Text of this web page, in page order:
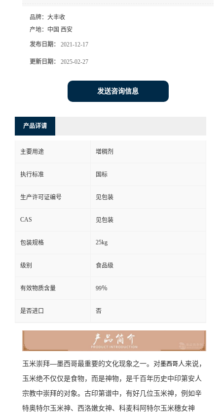
品牌： 大丰收
产地： 中国 西安
发布日期： 2021-12-17
更新日期： 2025-02-27
发送咨询信息
产品详请
主要用途 增稠剂
执行标准 国标
生产许可证编号 见包装
CAS 见包装
包装规格 25kg
级别 食品级
有效物质含量 99％
是否进口 否
玉米崇拜—墨西哥最重要的文化现象之一。对墨西哥人来说，
玉米绝不仅仅是食物，而是神物，是千百年历史中印第安人
宗教中崇拜的对象。古印第谱中，有好几位玉米神，例如辛
特奥特尔玉米神、西洛嫩女神、科麦科阿特尔玉米穗女神